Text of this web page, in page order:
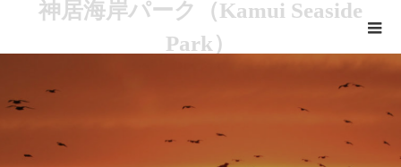
神居海岸パーク（Kamui Seaside
Park）